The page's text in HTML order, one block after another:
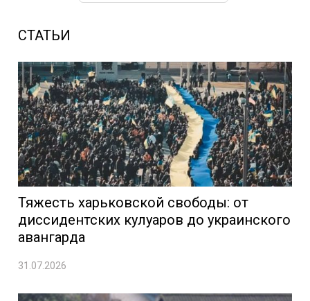
СТАТЬИ
Тяжесть харьковской свободы: от
диссидентских кулуаров до украинского
авангарда
31.07.2026